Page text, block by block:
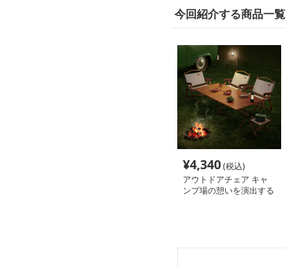
今回紹介する商品一覧
¥4,340(税込)
アウトドアチェア キャ
ンプ場の憩いを演出する